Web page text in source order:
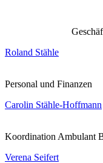
Roland Stähle
Personal und Finanzen
Carolin Stähle-Hoffmann
Koordination Ambulant
Verena Seifert